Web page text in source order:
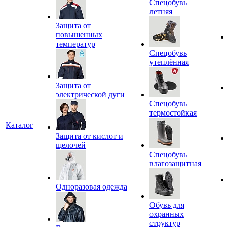
Каталог
Защита от
повышенных
температур
Защита от
электрической дуги
Защита от кислот и
щелочей
Одноразовая одежда
Спецобувь
летняя
Спецобувь
утеплённая
Спецобувь
термостойкая
Спецобувь
влагозащитная
Обувь для
охранных
структур